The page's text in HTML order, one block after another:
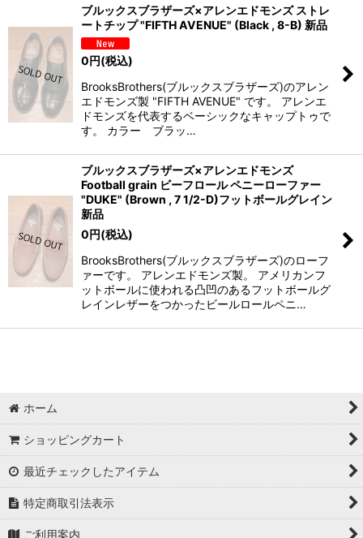
ブルックスブラザーズ×アレンエドモンズ ストレ
ートチップ "FIFTH AVENUE" (Black , 8-B) 新品
0円(税込)
BrooksBrothers(ブルックスブラザーズ)のアレン
エドモンズ製 "FIFTH AVENUE" です。 アレンエ
ドモンズを代表するベーシックなキャップトゥで
す。 カラー ブラッ…
ブルックスブラザーズ×アレンエドモンズ
Football grain ビーフロール ペニーローファー
"DUKE" (Brown , 7 1/2-D)フットボールグレイン
新品
0円(税込)
BrooksBrothers(ブルックスブラザーズ)のローフ
ァーです。 アレンエドモンズ製。 アメリカンフ
ットボールに使われる凸凹のあるフットボールグ
レインレザーをつかったビールロールペニ…
ホーム
ショッピングカート
最近チェックしたアイテム
特定商取引法表示
ご利用案内